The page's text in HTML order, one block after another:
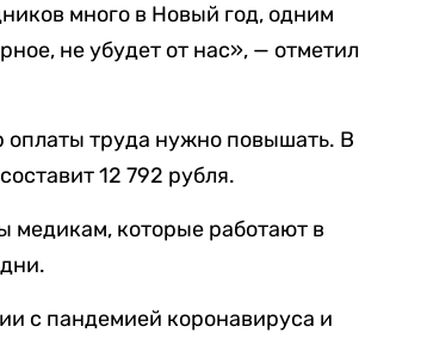
много в Новый год, одним
не убудет от нас», — отметил
оплаты труда нужно повышать. В
12 792 рубля.
медикам, которые работают в
с пандемией коронавируса и